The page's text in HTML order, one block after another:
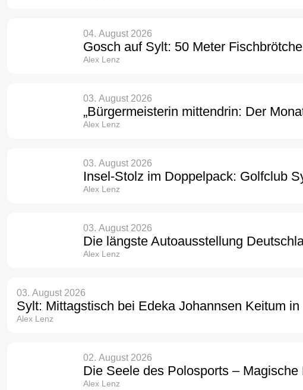
04. August 2026
Gosch auf Sylt: 50 Meter
Alex Lenz
03. August 2026
„Bürgermeisterin mittendrin: Der
Alex Lenz
03. August 2026
Insel-Stolz im Doppelpack: Golfclub
Alex Lenz
03. August 2026
Die längste Autoausstellung
Alex Lenz
03. August 2026
Sylt: Mittagstisch bei Edeka Johannsen Keitum
Alex Lenz
02. August 2026
Die Seele des Polosports –
Alex Lenz